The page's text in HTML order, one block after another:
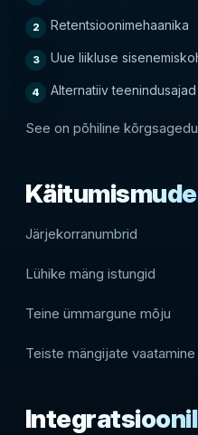
Retentsioonimehaanika
Uue liikluse
Alternatiiv
See on põhiline
Järjekorranumbrid
Lühike mäng istungid
Teine ümmargune mõju
Teiste mängijate vaatamine